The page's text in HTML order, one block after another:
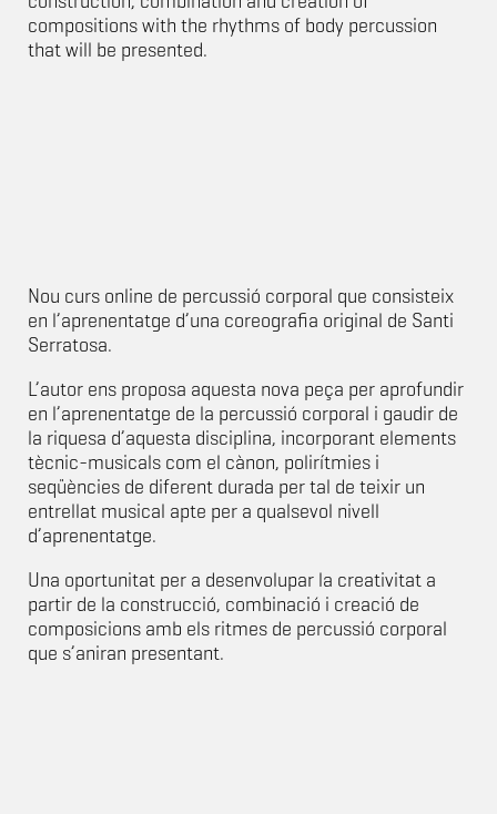
compositions with the rhythms of body percussion
that will be presented.
Nou curs online de percussió corporal que consisteix
en l’aprenentatge d’una coreografia original de Santi
Serratosa.
L’autor ens proposa aquesta nova peça per aprofundir
en l’aprenentatge de la percussió corporal i gaudir de
la riquesa d’aquesta disciplina, incorporant elements
tècnic-musicals com el cànon, polirítmies i
seqüències de diferent durada per tal de teixir un
entrellat musical apte per a qualsevol nivell
d’aprenentatge.
Una oportunitat per a desenvolupar la creativitat a
partir de la construcció, combinació i creació de
composicions amb els ritmes de percussió corporal
que s’aniran presentant.